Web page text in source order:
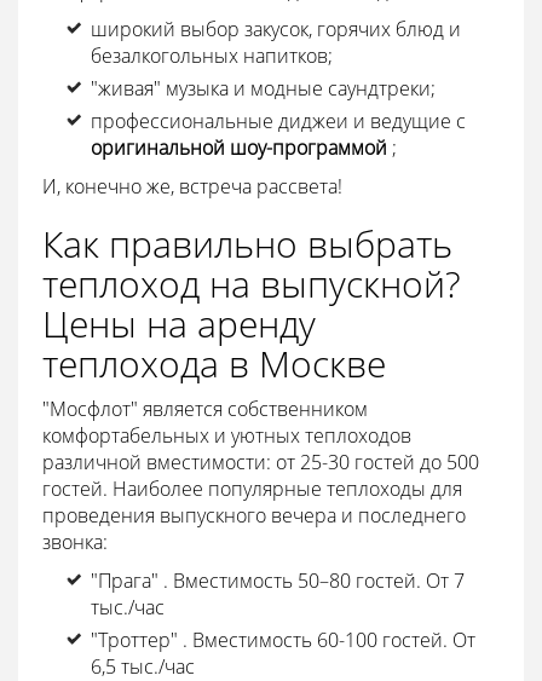
широкий выбор закусок, горячих блюд и
безалкогольных напитков;
"живая" музыка и модные саундтреки;
профессиональные диджеи и ведущие с
оригинальной шоу-программой ;
И, конечно же, встреча рассвета!
Как правильно выбрать
теплоход на выпускной?
Цены на аренду
теплохода в Москве
"Мосфлот" является собственником
комфортабельных и уютных теплоходов
различной вместимости: от 25-30 гостей до 500
гостей. Наиболее популярные теплоходы для
проведения выпускного вечера и последнего
звонка:
"Прага" . Вместимость 50–80 гостей. От 7
тыс./час
"Троттер" . Вместимость 60-100 гостей. От
6,5 тыс./час